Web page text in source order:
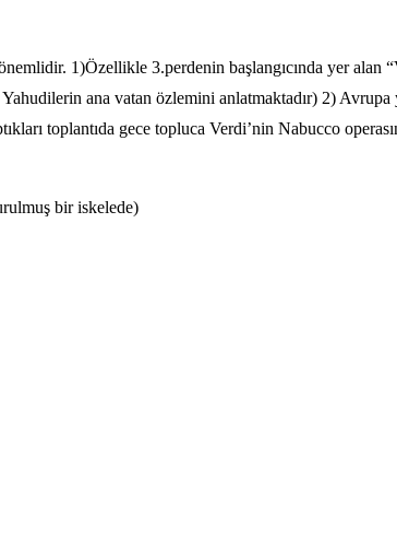
1)Özellikle 3.perdenin başlangıcında yer
ana vatan özlemini anlatmaktadır) 2)
toplantıda gece topluca Verdi’nin Nabucco
bir iskelede)